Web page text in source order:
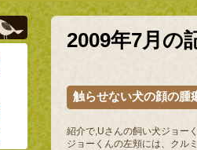
2009年7月の
触らせない犬の顔の腫
紹介で,Uさんの飼い犬ジョー
ジョーくんの左頬には、クル